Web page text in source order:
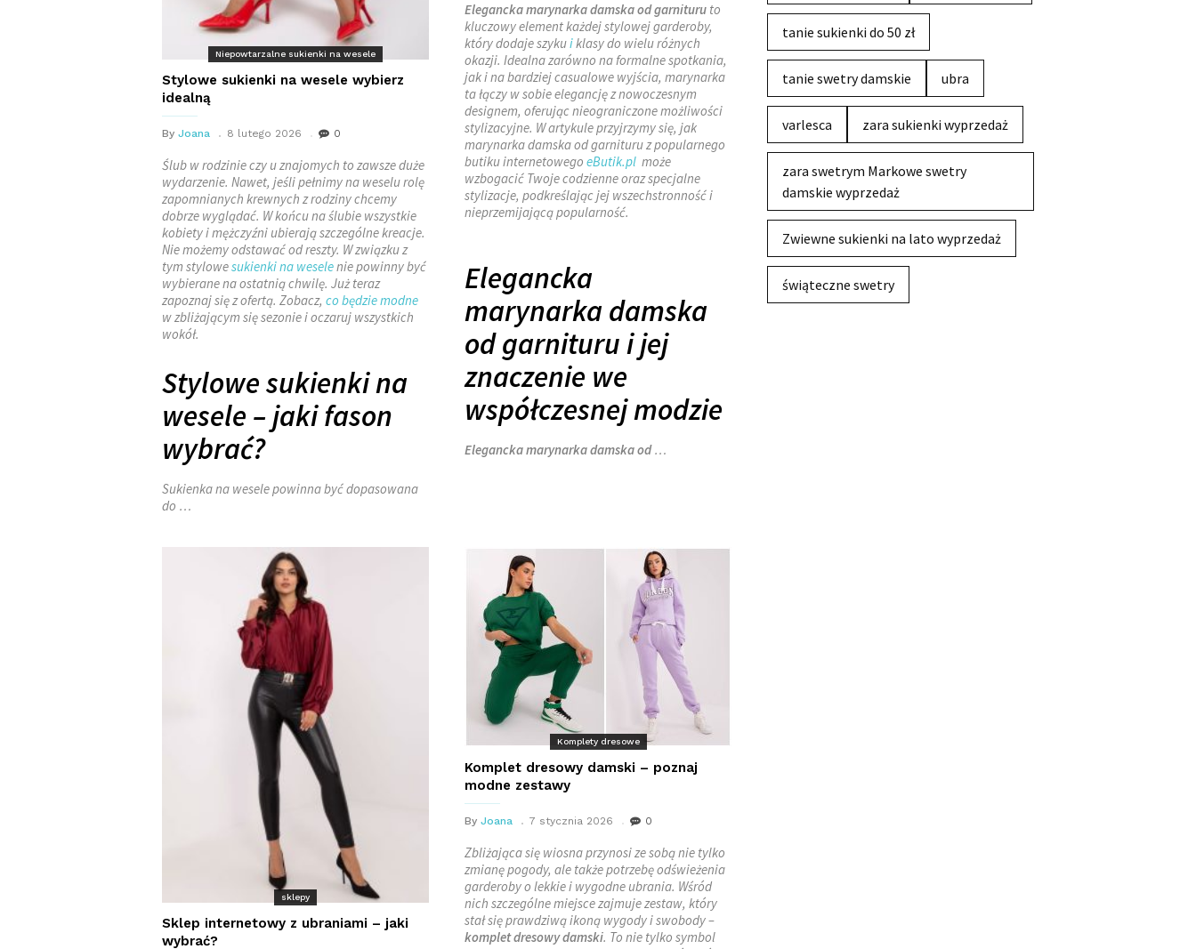
Niepowtarzalne sukienki na wesele
Stylowe sukienki na wesele wybierz
idealną
By Joana 8 lutego 2026 0
Ślub w rodzinie czy u znajomych to zawsze duże
wydarzenie. Nawet, jeśli pełnimy na weselu rolę
zapomnianych krewnych z rodziny chcemy
dobrze wyglądać. W końcu na ślubie wszystkie
kobiety i mężczyźni ubierają szczególne kreacje.
Nie możemy odstawać od reszty. W związku z
tym stylowesukienki na weselenie powinny być
wybierane na ostatnią chwilę. Już teraz
zapoznaj się z ofertą. Zobacz, co będzie modne
w zbliżającym się sezonie i oczaruj wszystkich
wokół.
Stylowe sukienki na
wesele – jaki fason
wybrać?
Sukienka na wesele powinna być dopasowana
do …
Elegancka marynarka damska od garnituru to
kluczowy element każdej stylowej garderoby,
który dodaje szykuiklasy do wielu różnych
okazji. Idealna zarówno na formalne spotkania,
jak i na bardziej casualowe wyjścia, marynarka
ta łączy w sobie elegancję z nowoczesnym
designem, oferując nieograniczone możliwości
stylizacyjne. W artykule przyjrzymy się, jak
marynarka damska od garnituru z popularnego
butiku internetowego eButik.pl może
wzbogacić Twoje codzienne oraz specjalne
stylizacje, podkreślając jej wszechstronność i
nieprzemijającą popularność.
Elegancka
marynarka damska
od garnituru i jej
znaczenie we
współczesnej modzie
Elegancka marynarka damska od…
sklepy
Sklep internetowy z ubraniami – jaki
wybrać?
Komplety dresowe
Komplet dresowy damski – poznaj
modne zestawy
By Joana 7 stycznia 2026 0
Zbliżająca się wiosna przynosi ze sobą nie tylko
zmianę pogody, ale także potrzebę odświeżenia
garderoby o lekkie i wygodne ubrania. Wśród
nich szczególne miejsce zajmuje zestaw, który
stał się prawdziwą ikoną wygody i swobody –
komplet dresowy damski. To nie tylko symbol
tanie sukienki do 50 zł
tanie swetry damskie ubra
varlesca zara sukienki wyprzedaż
zara swetrym Markowe swetry
damskie wyprzedaż
Zwiewne sukienki na lato wyprzedaż
świąteczne swetry